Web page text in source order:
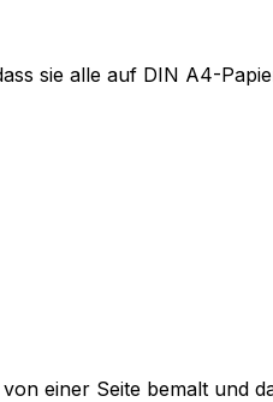
sie alle auf DIN A4-
einer Seite bemalt und